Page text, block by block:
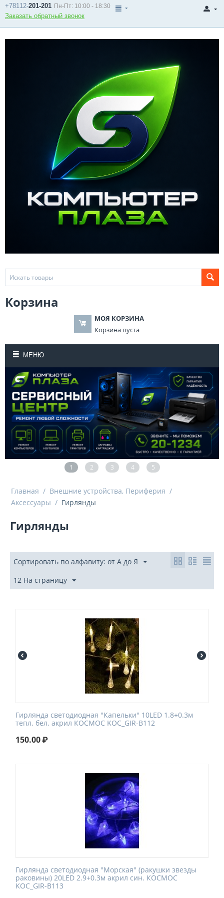
+78112-201-201 Пн-Пт: 10:00 - 18:30
Заказать обратный звонок
Корзина
МОЯ КОРЗИНА
Корзина пуста
МЕНЮ
1 2 3 4 5
Главная / Внешние устройства, Периферия /
Аксессуары / Гирлянды
Гирлянды
Сортировать по алфавиту: от А до Я
12 На страницу
Гирлянда светодиодная "Капельки" 10LED 1.8+0.3м
тепл. бел. акрил КОСМОС KOC_GIR-B112
150.00₽
Гирлянда светодиодная "Морская" (ракушки звезды
раковины) 20LED 2.9+0.3м акрил син. КОСМОС
KOC_GIR-B113